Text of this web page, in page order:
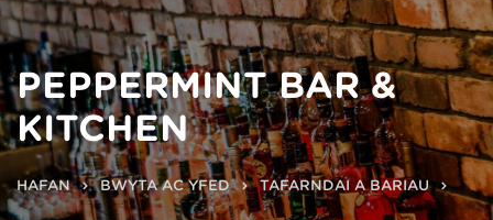
PEPPERMINT BAR &
KITCHEN
HAFAN BWYTA AC YFED TAFARNDAI A BARIAU